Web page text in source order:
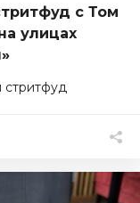
с Том
улицах
стритфуд